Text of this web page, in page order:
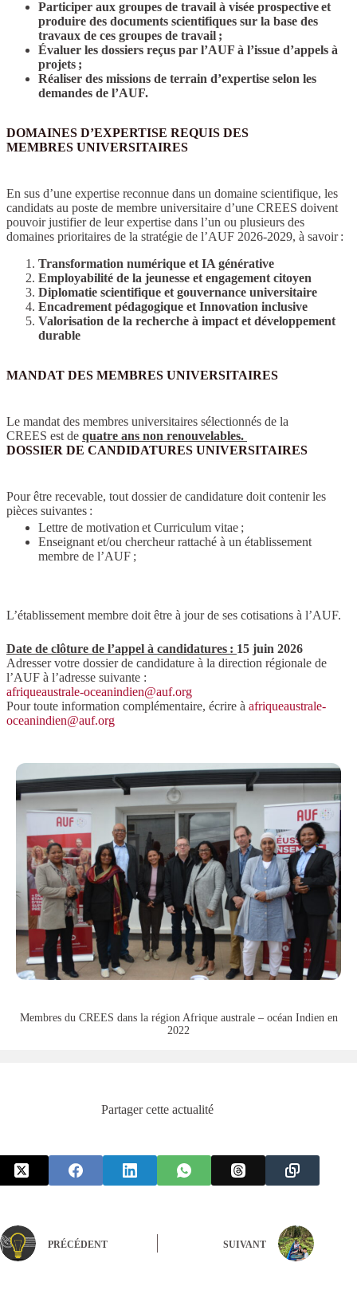
Participer aux groupes de travail à visée prospective et
produire des documents scientifiques sur la base des
travaux de ces groupes de travail ;
Évaluer les dossiers reçus par l’AUF à l’issue d’appels à
projets ;
Réaliser des missions de terrain d’expertise selon les
demandes de l’AUF.
DOMAINES D’EXPERTISE REQUIS DES
MEMBRES UNIVERSITAIRES
En sus d’une expertise reconnue dans un domaine scientifique, les
candidats au poste de membre universitaire d’une CREES doivent
pouvoir justifier de leur expertise dans l’un ou plusieurs des
domaines prioritaires de la stratégie de l’AUF 2026-2029, à savoir :
Transformation numérique et IA générative
Employabilité de la jeunesse et engagement citoyen
Diplomatie scientifique et gouvernance universitaire
Encadrement pédagogique et Innovation inclusive
Valorisation de la recherche à impact et développement
durable
MANDAT DES MEMBRES UNIVERSITAIRES
Le mandat des membres universitaires sélectionnés de la
CREES est de quatre ans non renouvelables.
DOSSIER DE CANDIDATURES UNIVERSITAIRES
Pour être recevable, tout dossier de candidature doit contenir les
pièces suivantes :
Lettre de motivation et Curriculum vitae ;
Enseignant et/ou chercheur rattaché à un établissement
membre de l’AUF ;
L’établissement membre doit être à jour de ses cotisations à l’AUF.
Date de clôture de l’appel à candidatures : 15 juin 2026
Adresser votre dossier de candidature à la direction régionale de
l’AUF à l’adresse suivante :
afriqueaustrale-oceanindien@auf.org
Pour toute information complémentaire, écrire à afriqueaustrale-
oceanindien@auf.org
Membres du CREES dans la région Afrique australe – océan Indien en
2022
Partager cette actualité
PRÉCÉDENT SUIVANT